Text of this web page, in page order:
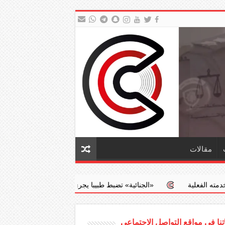
مقالات
‏«الجنائية» تضبط طبيبا يجري عمليات إجهاض مخالفة مقابل مبالغ مالية
في مواقع التواصل الاجتماعي